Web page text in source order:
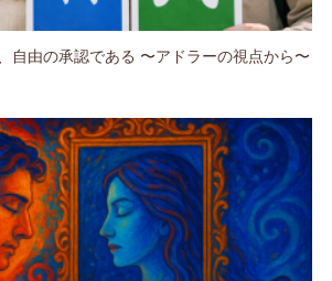
自由の承認である 〜アドラーの視点から〜